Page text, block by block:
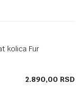
kolica Fur
2.890,00 RSD